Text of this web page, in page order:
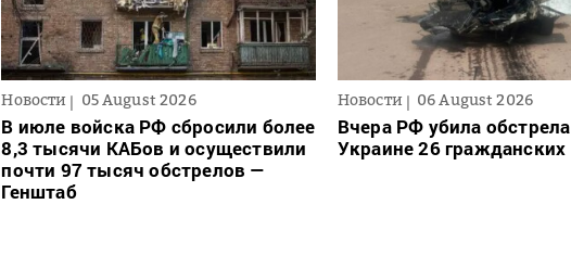
Новости 05 August 2026
В июле войска РФ сбросили более
8,3 тысячи КАБов и осуществили
почти 97 тысяч обстрелов —
Генштаб
Новости 06 August 2026
Вчера РФ убила
Украине 26 гражданских